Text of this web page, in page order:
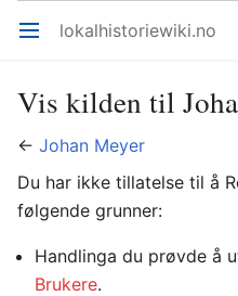
Åpne hovedmenyen lokalhistoriewiki.no
Vis kilden til
← Johan Meyer
Du har ikke tillatelse til å
følgende grunner:
Handlinga du prøvde å
Brukere.